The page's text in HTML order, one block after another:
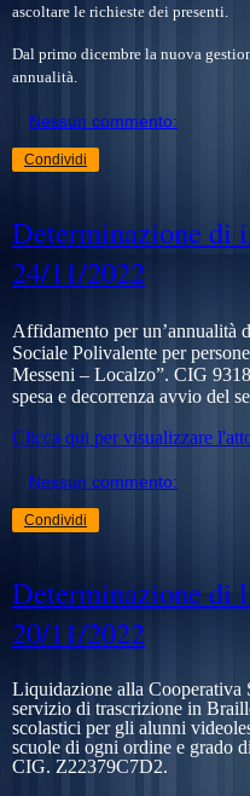
ascoltare le richieste dei presenti.
Dal primo dicembre la nuova
annualità.
Nessun commento:
Condividi
Determinazione di
24/11/2022
Affidamento per un’annualità
Sociale Polivalente per
Messeni – Localzo”. CIG
spesa e decorrenza avvio del
Clicca qui per visualizzare
Nessun commento:
Condividi
Determinazione di
20/11/2022
Liquidazione alla
servizio di trascrizione in
scolastici per gli alunni
scuole di ogni ordine e grado
CIG. Z22379C7D2.